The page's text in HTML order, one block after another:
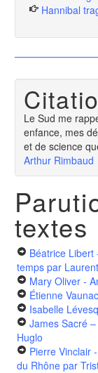
Hannibal
Le Sud me
enfance, mes
et de science
Arthur Rimbaud
textes
Béatrice
temps par
Mary Oliver -
Étienne
Isabelle
James Sacré
Huglo
Pierre Vinclair
du Rhône par